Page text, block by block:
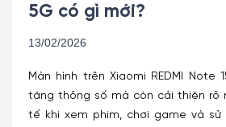
5G có gì mới?
13/02/2026
Màn hình trên Xiaomi REDMI Note
tăng thông số mà còn cải thiện rõ
tế khi xem phim, chơi game và sử